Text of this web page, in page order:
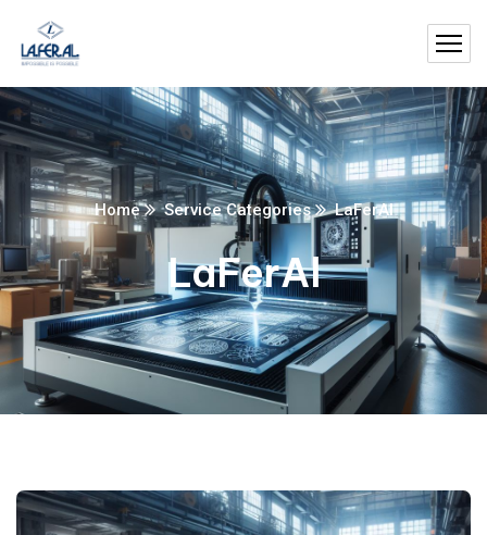
Home Service Categories LaFerAl
LaFerAl